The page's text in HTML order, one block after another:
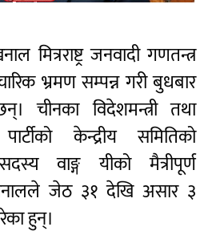
मित्रराष्ट्र जनवादी गणतन्त्र
भ्रमण सम्पन्न गरी बुधबार
चीनका विदेशमन्त्री तथा
केन्द्रीय समितिको
वाङ्ग यीको मैत्रीपूर्ण
खनालले जेठ ३१ देखि असार ३
हुन्।